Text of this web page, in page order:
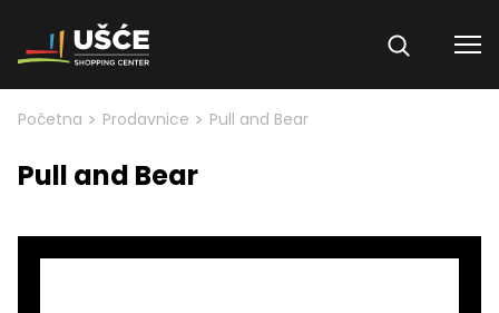
Skip to content
Početna > Prodavnice > Pull and Bear
Pull and Bear